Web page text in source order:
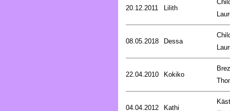
20.12.2011 Lilith
08.05.2018 Dessa
22.04.2010 Kokiko
04.04.2012 Kathi